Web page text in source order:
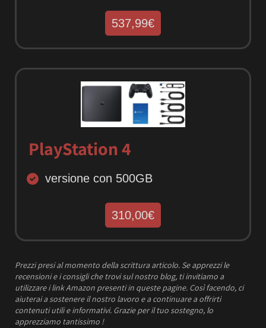
537,99€
PlayStation 4
versione con 500GB
310,00€
Prezzi presi al momento della scrittura articolo. Se apprezzi le
recensioni e i consigli che trovi sul nostro blog, ti invitiamo a
utilizzare i link Amazon presenti in queste pagine. Così facendo, ci
aiuterai a sostenere il nostro lavoro e a continuare a offrirti
contenuti utili e informativi. Grazie per il tuo sostegno, lo
apprezziamo tantissimo !